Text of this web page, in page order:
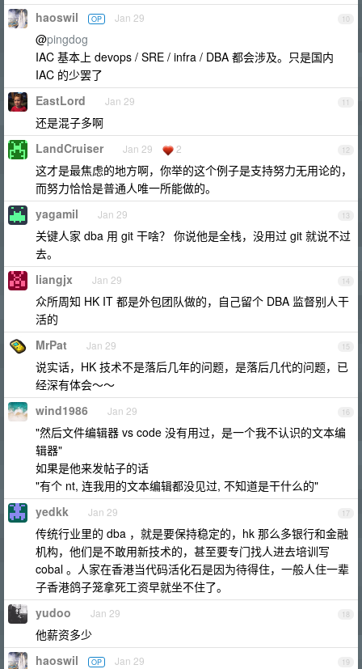
10
haoswil OP Jan 29
@pingdog
IAC 基本上 devops / SRE / infra / DBA 都会涉及。只是国内
IAC 的少罢了
11
EastLord Jan 29
还是混子多啊
12
LandCruiser Jan 29 2
这才是最焦虑的地方啊，你举的这个例子是支持努力无用论的，
而努力恰恰是普通人唯一所能做的。
13
yagamil Jan 29
关键人家 dba 用 git 干啥？ 你说他是全栈，没用过 git 就说不过
去。
14
liangjx Jan 29
众所周知 HK IT 都是外包团队做的，自己留个 DBA 监督别人干
活的
15
MrPat Jan 29
说实话，HK 技术不是落后几年的问题，是落后几代的问题，已
经深有体会～～
16
wind1986 Jan 29
"然后文件编辑器 vs code 没有用过，是一个我不认识的文本编
辑器"
如果是他来发帖子的话
"有个 nt, 连我用的文本编辑都没见过, 不知道是干什么的"
17
yedkk Jan 29
传统行业里的 dba ，就是要保持稳定的，hk 那么多银行和金融
机构，他们是不敢用新技术的，甚至要专门找人进去培训写
cobal 。人家在香港当代码活化石是因为待得住，一般人住一辈
子香港鸽子笼拿死工资早就坐不住了。
18
yudoo Jan 29
他薪资多少
19
haoswil OP Jan 29